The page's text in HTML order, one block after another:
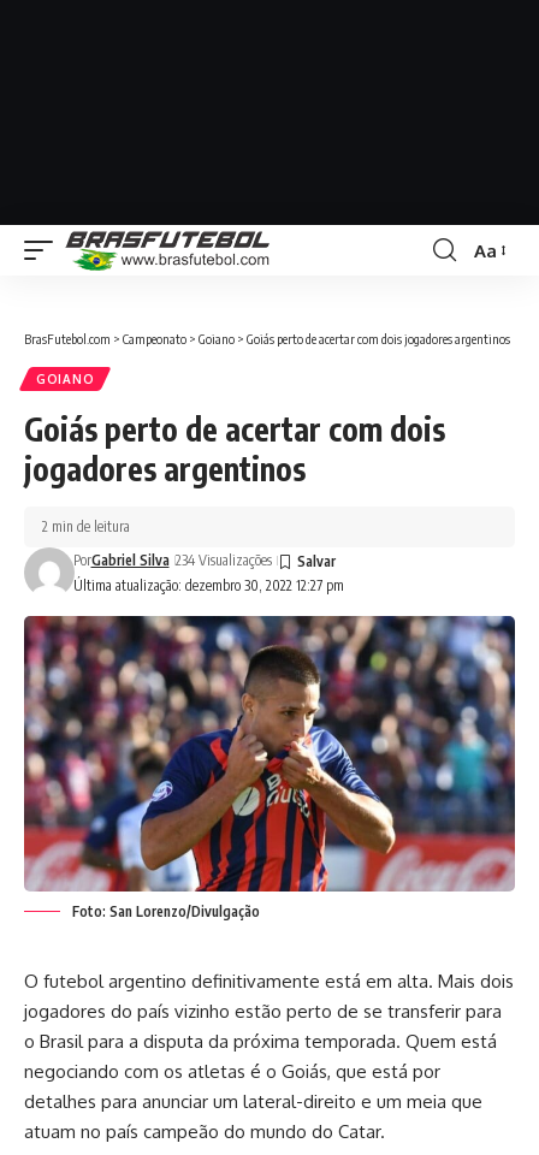
Aa
BrasFutebol.com > Campeonato > Goiano > Goiás perto de acertar com dois jogadores argentinos
GOIANO
Goiás perto de acertar com dois
jogadores argentinos
Última atualização: dezembro 30, 2022 12:27 pm
PorGabriel Silva 234 Visualizações
2 min de leitura
Foto: San Lorenzo/Divulgação
O futebol argentino definitivamente está em alta. Mais dois
jogadores do país vizinho estão perto de se transferir para
o Brasil para a disputa da próxima temporada. Quem está
negociando com os atletas é o Goiás, que está por
detalhes para anunciar um lateral-direito e um meia que
atuam no país campeão do mundo do Catar.